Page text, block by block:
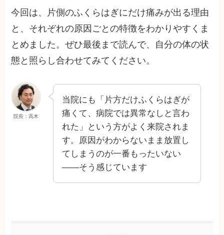
今回は、片側のふくらはぎにだけ痛みが出る理由
と、それぞれの原因ごとの特徴をわかりやすくま
とめました。ぜひ最後まで読んで、自分の体の状
態と照らし合わせてみてください。
院長：高木
当院にも「片方だけふくらはぎが
痛くて、病院では異常なしと言わ
れた」という方がよく来院されま
す。原因がわからないまま放置し
てしまうのが一番もったいない
——そう感じています